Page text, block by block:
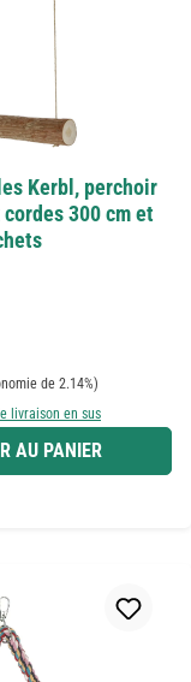
Kerbl, perchoir
cordes 300 cm et
: :
de 2.14%)
livraison en sus
AU PANIER